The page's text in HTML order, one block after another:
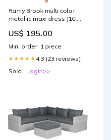
Ramy Brook multi color
metallic maxi dress (10;
US$ 195.00
Min. order: 1 piece
★★★★★ 4.3 (23 reviews)
Sold : Login>>